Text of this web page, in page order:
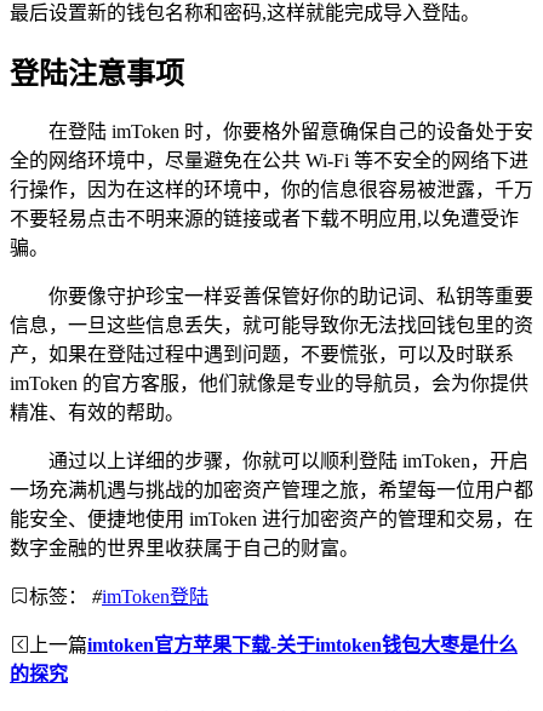
最后设置新的钱包名称和密码,这样就能完成导入登陆。
登陆注意事项
在登陆 imToken 时，你要格外留意确保自己的设备处于安
全的网络环境中，尽量避免在公共 Wi-Fi 等不安全的网络下进
行操作，因为在这样的环境中，你的信息很容易被泄露，千万
不要轻易点击不明来源的链接或者下载不明应用,以免遭受诈
骗。
你要像守护珍宝一样妥善保管好你的助记词、私钥等重要
信息，一旦这些信息丢失，就可能导致你无法找回钱包里的资
产，如果在登陆过程中遇到问题，不要慌张，可以及时联系
imToken 的官方客服，他们就像是专业的导航员，会为你提供
精准、有效的帮助。
通过以上详细的步骤，你就可以顺利登陆 imToken，开启
一场充满机遇与挑战的加密资产管理之旅，希望每一位用户都
能安全、便捷地使用 imToken 进行加密资产的管理和交易，在
数字金融的世界里收获属于自己的财富。
标签： #imToken登陆
上一篇imtoken官方苹果下载-关于imtoken钱包大枣是什么
的探究